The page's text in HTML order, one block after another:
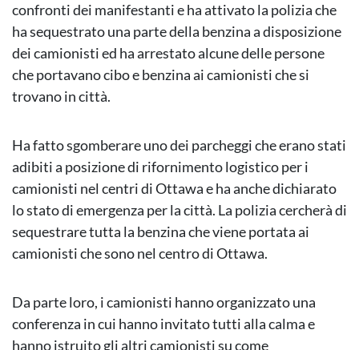
confronti dei manifestanti e ha attivato la polizia che
ha sequestrato una parte della benzina a disposizione
dei camionisti ed ha arrestato alcune delle persone
che portavano cibo e benzina ai camionisti che si
trovano in città.
Ha fatto sgomberare uno dei parcheggi che erano stati
adibiti a posizione di rifornimento logistico per i
camionisti nel centri di Ottawa e ha anche dichiarato
lo stato di emergenza per la città. La polizia cercherà di
sequestrare tutta la benzina che viene portata ai
camionisti che sono nel centro di Ottawa.
Da parte loro, i camionisti hanno organizzato una
conferenza in cui hanno invitato tutti alla calma e
hanno istruito gli altri camionisti su come